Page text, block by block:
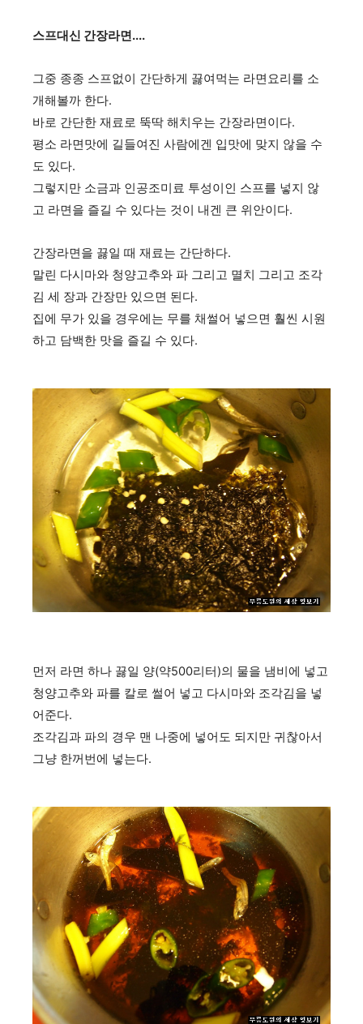
스프대신 간장라면....
그중 종종 스프없이 간단하게 끓여먹는 라면요리를 소
개해볼까 한다.
바로 간단한 재료로 뚝딱 해치우는 간장라면이다.
평소 라면맛에 길들여진 사람에겐 입맛에 맞지 않을 수
도 있다.
그렇지만 소금과 인공조미료 투성이인 스프를 넣지 않
고 라면을 즐길 수 있다는 것이 내겐 큰 위안이다.
간장라면을 끓일 때 재료는 간단하다.
말린 다시마와 청양고추와 파 그리고 멸치 그리고 조각
김 세 장과 간장만 있으면 된다.
집에 무가 있을 경우에는 무를 채썰어 넣으면 훨씬 시원
하고 담백한 맛을 즐길 수 있다.
먼저 라면 하나 끓일 양(약500리터)의 물을 냄비에 넣고
청양고추와 파를 칼로 썰어 넣고 다시마와 조각김을 넣
어준다.
조각김과 파의 경우 맨 나중에 넣어도 되지만 귀찮아서
그냥 한꺼번에 넣는다.